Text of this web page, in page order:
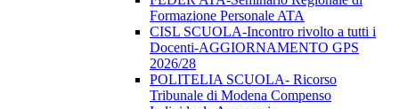
Formazione Personale ATA
CISL SCUOLA-Incontro rivolto a tutti i
Docenti-AGGIORNAMENTO GPS
2026/28
POLITELIA SCUOLA- Ricorso
Tribunale di Modena Compenso